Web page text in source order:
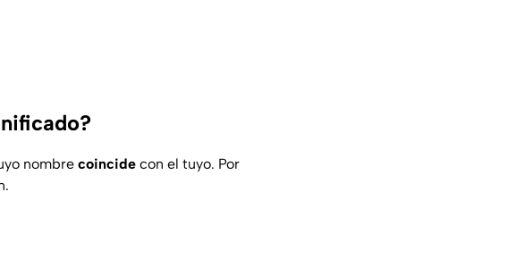
nombre coincide con el tuyo. Por